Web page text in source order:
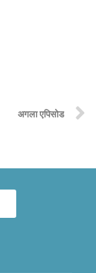
अगला एपिसोड